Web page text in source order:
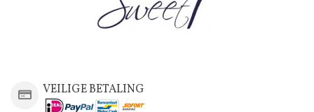
VEILIGE BETALING